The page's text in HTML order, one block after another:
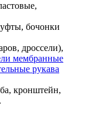
бочонки
дроссели),
мембранные
рукава
кронштейн,